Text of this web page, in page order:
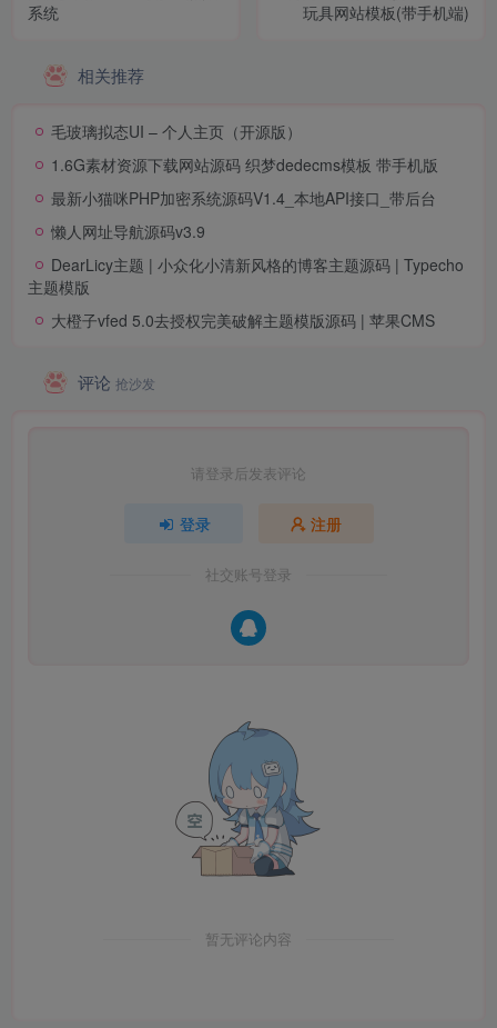
系统
玩具网站模板(带手机端)
相关推荐
毛玻璃拟态UI – 个人主页（开源版）
1.6G素材资源下载网站源码 织梦dedecms模板 带手机版
最新小猫咪PHP加密系统源码V1.4_本地API接口_带后台
懒人网址导航源码v3.9
DearLicy主题 | 小众化小清新风格的博客主题源码 | Typecho
主题模版
大橙子vfed 5.0去授权完美破解主题模版源码 | 苹果CMS
评论 抢沙发
请登录后发表评论
登录 注册
社交账号登录
暂无评论内容